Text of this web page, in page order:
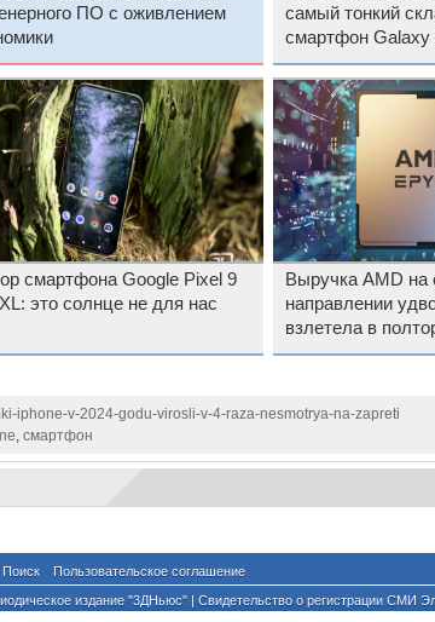
ПО с оживлением
самый тонкий
смартфон
него большой
смартфона Google Pixel 9
это солнце не для нас
Выручка AMD на
направлении
взлетела в
iphone-v-2024-godu-virosli-v-4-raza-nesmotrya-na-zapreti
, смартфон
Поиск Пользовательское соглашение
издание "3ДНьюс" | Свидетельство о регистрации СМИ